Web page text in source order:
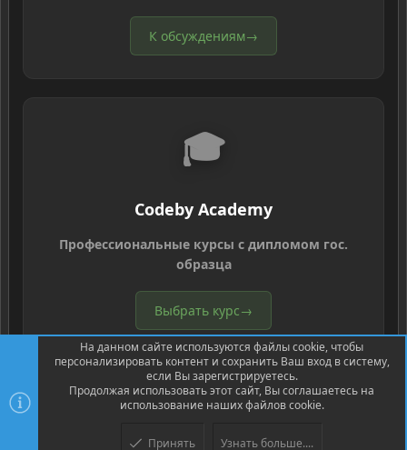
К обсуждениям→
🎓
Codeby Academy
Профессиональные курсы с дипломом гос.
образца
Выбрать курс→
На данном сайте используются файлы cookie, чтобы
персонализировать контент и сохранить Ваш вход в систему,
если Вы зарегистрируетесь.
Продолжая использовать этот сайт, Вы соглашаетесь на
использование наших файлов cookie.
Принять Узнать больше....